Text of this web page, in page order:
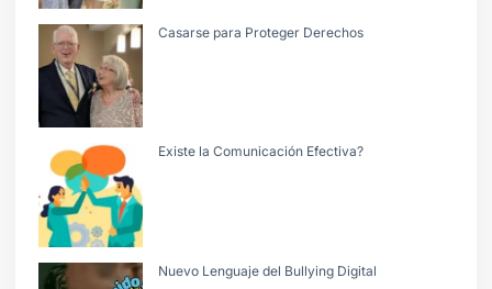
Casarse para Proteger Derechos
Existe la Comunicación Efectiva?
Nuevo Lenguaje del Bullying Digital